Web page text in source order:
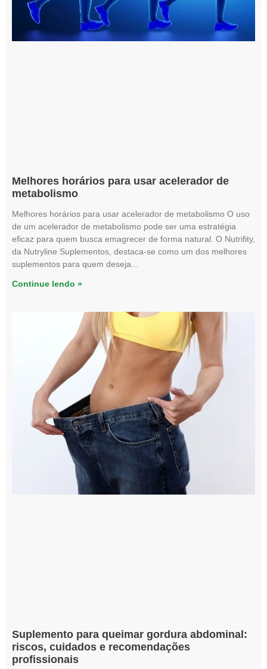
Melhores horários para usar acelerador de
metabolismo
Melhores horários para usar acelerador de metabolismo O uso
de um acelerador de metabolismo pode ser uma estratégia
eficaz para quem busca emagrecer de forma natural. O Nutrifity,
da Nutryline Suplementos, destaca-se como um dos melhores
suplementos para quem deseja
Continue lendo »
Suplemento para queimar gordura abdominal:
riscos, cuidados e recomendações
profissionais